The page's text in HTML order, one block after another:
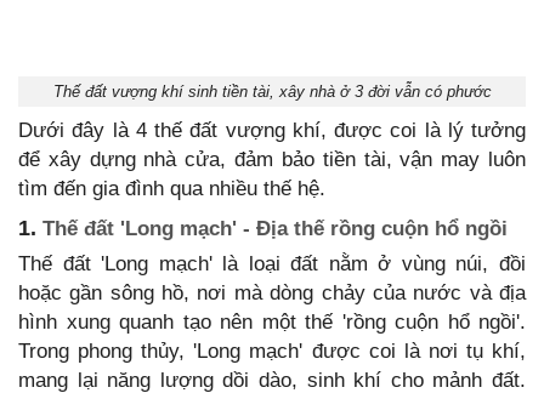
Thế đất vượng khí sinh tiền tài, xây nhà ở 3 đời vẫn có phước
Dưới đây là 4 thế đất vượng khí, được coi là lý tưởng
để xây dựng nhà cửa, đảm bảo tiền tài, vận may luôn
tìm đến gia đình qua nhiều thế hệ.
1. Thế đất 'Long mạch' - Địa thế rồng cuộn hổ ngồi
Thế đất 'Long mạch' là loại đất nằm ở vùng núi, đồi
hoặc gần sông hồ, nơi mà dòng chảy của nước và địa
hình xung quanh tạo nên một thế 'rồng cuộn hổ ngồi'.
Trong phong thủy, 'Long mạch' được coi là nơi tụ khí,
mang lại năng lượng dồi dào, sinh khí cho mảnh đất.